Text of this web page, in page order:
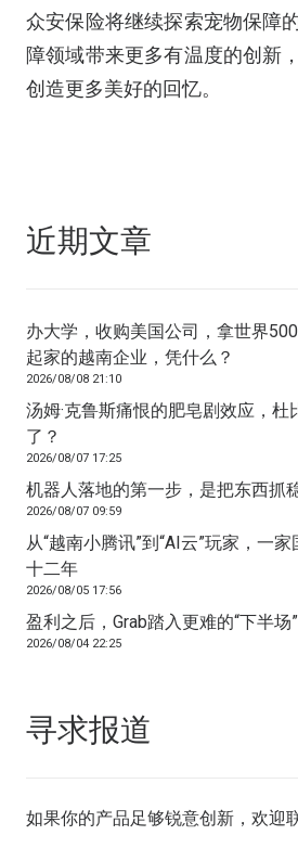
众安保险将继续探索宠物保障
障领域带来更多有温度的创新
创造更多美好的回忆。
近期文章
办大学，收购美国公司，拿世界
起家的越南企业，凭什么？
2026/08/08 21:10
汤姆·克鲁斯痛恨的肥皂剧效应，杜
了？
2026/08/07 17:25
机器人落地的第一步，是把东西抓
2026/08/07 09:59
从“越南小腾讯”到“AI云”玩家，一
十二年
2026/08/05 17:56
盈利之后，Grab踏入更难的“下半场”
2026/08/04 22:25
寻求报道
如果你的产品足够锐意创新，欢迎